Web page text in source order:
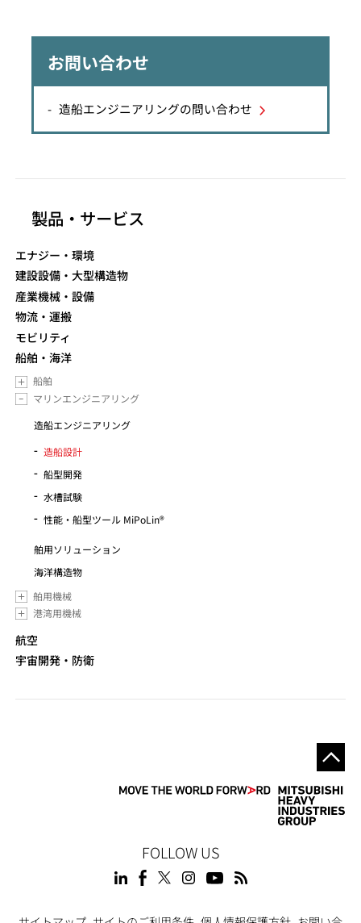
お問い合わせ
造船エンジニアリングの問い合わせ
製品・サービス
エナジー・環境
建設設備・大型構造物
産業機械・設備
物流・運搬
モビリティ
船舶・海洋
船舶
マリンエンジニアリング
造船エンジニアリング
造船設計
船型開発
水槽試験
性能・船型ツール MiPoLin®
舶用ソリューション
海洋構造物
舶用機械
港湾用機械
航空
宇宙開発・防衛
FOLLOW US